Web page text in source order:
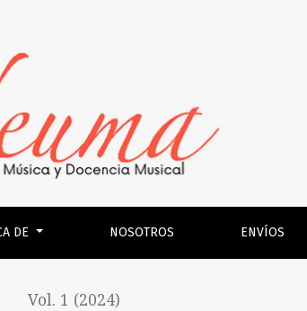
en canciones populares
DE NOSOTROS ENVÍOS
Vol. 1 (2024)